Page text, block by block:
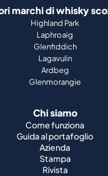
marchi di whisky
Highland Park
Laphroaig
Glenfiddich
Lagavulin
Ardbeg
Glenmorangie
Chi siamo
Come funziona
Guida al portafoglio
Azienda
Stampa
Rivista